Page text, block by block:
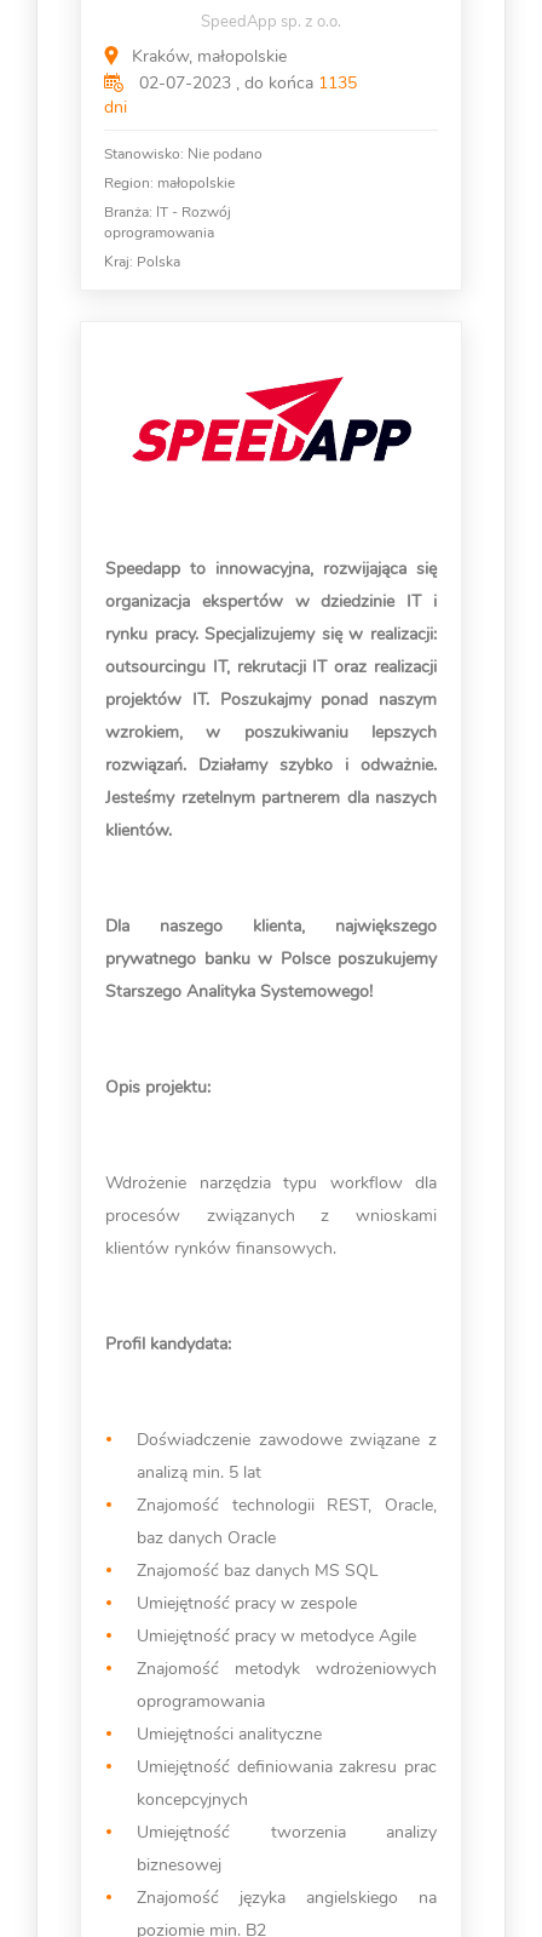
SpeedApp sp. z o.o.
Kraków, małopolskie
02-07-2023 , do końca 1135
dni
Stanowisko: Nie podano
Region: małopolskie
Branża: IT - Rozwój
oprogramowania
Kraj: Polska
Speedapp to innowacyjna, rozwijająca się
organizacja ekspertów w dziedzinie IT i
rynku pracy. Specjalizujemy się w realizacji:
outsourcingu IT, rekrutacji IT oraz realizacji
projektów IT. Poszukajmy ponad naszym
wzrokiem, w poszukiwaniu lepszych
rozwiązań. Działamy szybko i odważnie.
Jesteśmy rzetelnym partnerem dla naszych
klientów.
Dla naszego klienta, największego
prywatnego banku w Polsce poszukujemy
Starszego Analityka Systemowego!
Opis projektu:
Wdrożenie narzędzia typu workflow dla
procesów związanych z wnioskami
klientów rynków finansowych.
Profil kandydata:
Doświadczenie zawodowe związane z
analizą min. 5 lat
Znajomość technologii REST, Oracle,
baz danych Oracle
Znajomość baz danych MS SQL
Umiejętność pracy w zespole
Umiejętność pracy w metodyce Agile
Znajomość metodyk wdrożeniowych
oprogramowania
Umiejętności analityczne
Umiejętność definiowania zakresu prac
koncepcyjnych
Umiejętność tworzenia analizy
biznesowej
Znajomość języka angielskiego na
poziomie min. B2